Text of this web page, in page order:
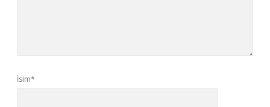
İsim*